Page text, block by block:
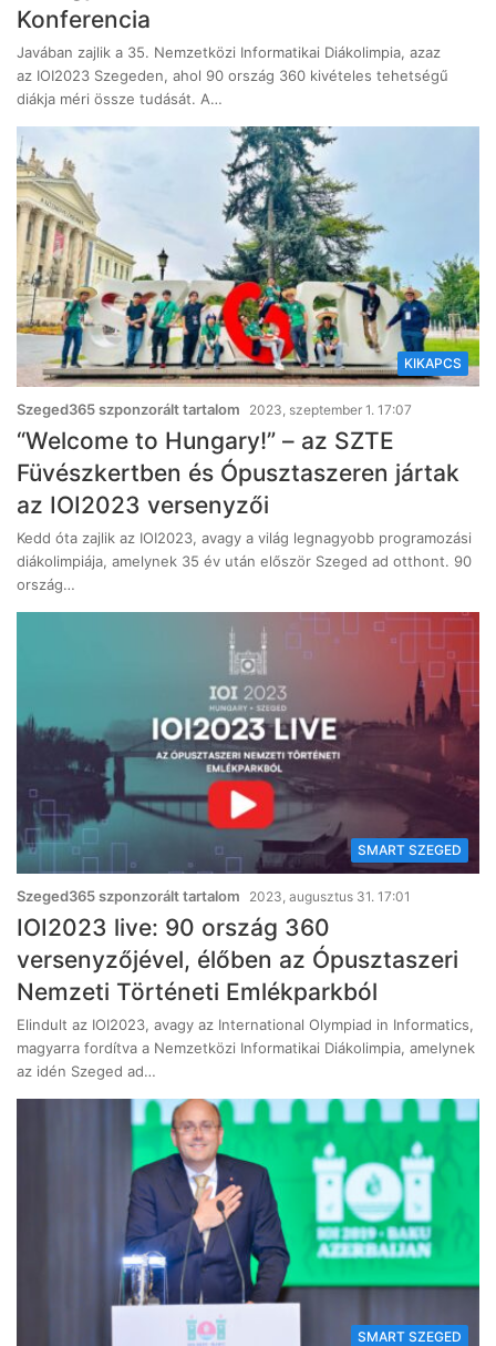
Konferencia
Javában zajlik a 35. Nemzetközi Informatikai Diákolimpia, azaz
az IOI2023 Szegeden, ahol 90 ország 360 kivételes tehetségű
diákja méri össze tudását. A…
KIKAPCS
Szeged365 szponzorált tartalom 2023, szeptember 1. 17:07
“Welcome to Hungary!” – az SZTE
Füvészkertben és Ópusztaszeren jártak
az IOI2023 versenyzői
Kedd óta zajlik az IOI2023, avagy a világ legnagyobb programozási
diákolimpiája, amelynek 35 év után először Szeged ad otthont. 90
ország…
SMART SZEGED
Szeged365 szponzorált tartalom 2023, augusztus 31. 17:01
IOI2023 live: 90 ország 360
versenyzőjével, élőben az Ópusztaszeri
Nemzeti Történeti Emlékparkból
Elindult az IOI2023, avagy az International Olympiad in Informatics,
magyarra fordítva a Nemzetközi Informatikai Diákolimpia, amelynek
az idén Szeged ad…
SMART SZEGED